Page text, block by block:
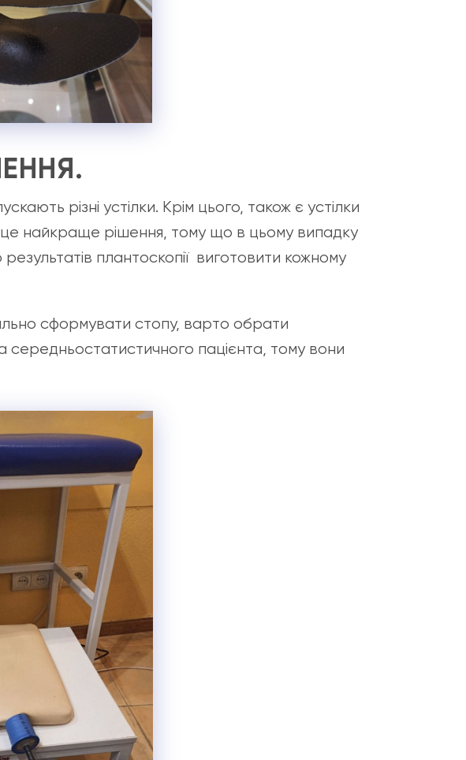
різні устілки. Крім цього, також є устілки
це найкраще рішення, тому що в цьому випадку
результатів плантоскопії виготовити кожному
сформувати стопу, варто обрати
середньостатистичного пацієнта, тому вони